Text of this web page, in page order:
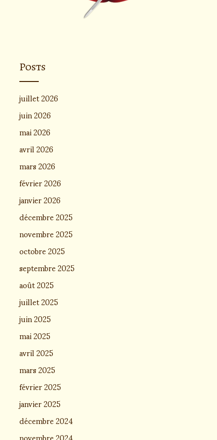
Posts
juillet 2026
juin 2026
mai 2026
avril 2026
mars 2026
février 2026
janvier 2026
décembre 2025
novembre 2025
octobre 2025
septembre 2025
août 2025
juillet 2025
juin 2025
mai 2025
avril 2025
mars 2025
février 2025
janvier 2025
décembre 2024